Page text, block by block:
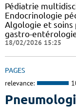
Pédiatrie
Endocrinologie
Algologie et
gastro-
18/02/2026 15:25
PAGES
relevance: